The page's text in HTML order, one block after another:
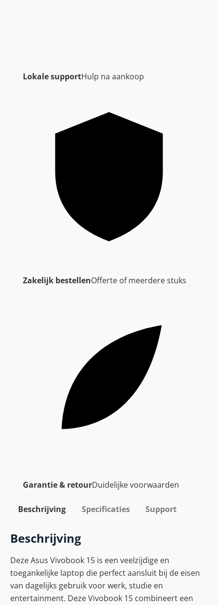
Lokale supportHulp na aankoop
Zakelijk bestellenOfferte of meerdere stuks
Garantie & retourDuidelijke voorwaarden
Beschrijving Specificaties Support
Beschrijving
Deze Asus Vivobook 15 is een veelzijdige en
toegankelijke laptop die perfect aansluit bij de eisen
van dagelijks gebruik voor werk, studie en
entertainment. Deze Vivobook 15 combineert een